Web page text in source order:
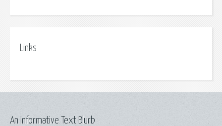
Links
An Informative Text Blurb